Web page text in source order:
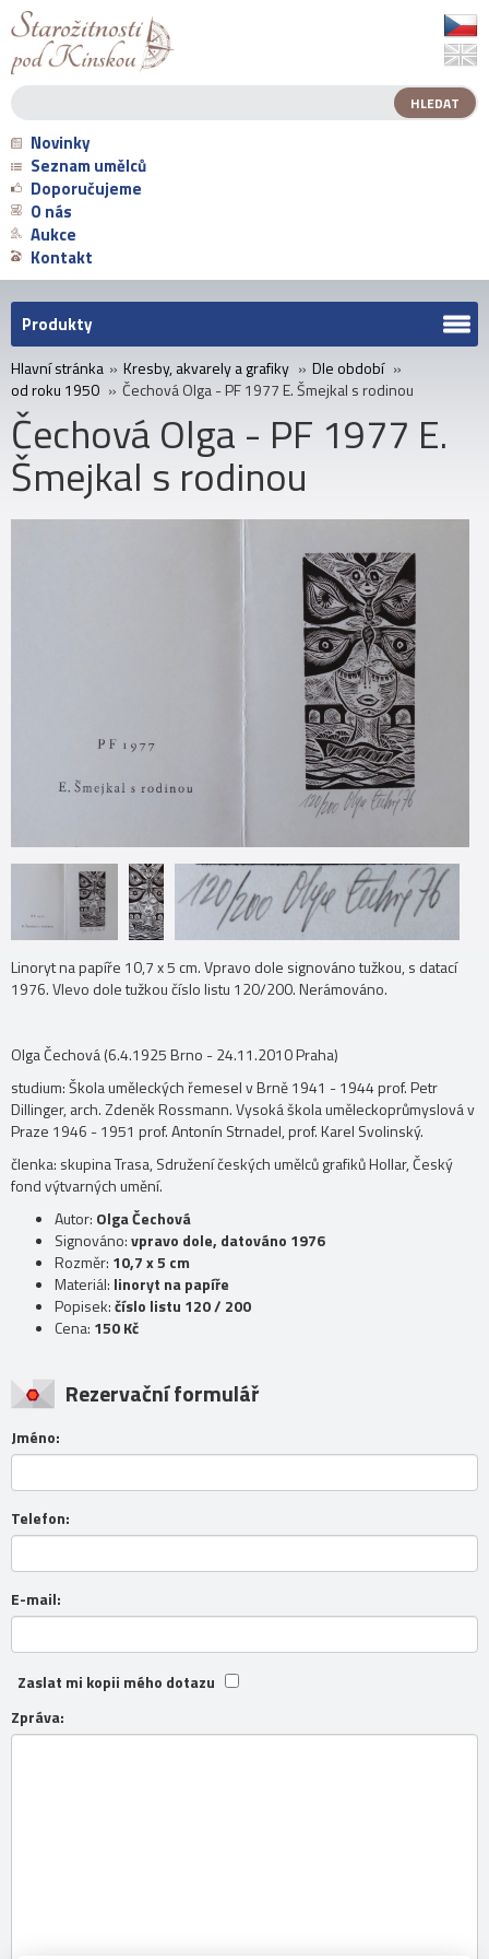
Novinky
Seznam umělců
Doporučujeme
O nás
Aukce
Kontakt
Produkty
Hlavní stránka » Kresby, akvarely a grafiky » Dle období »
od roku 1950 » Čechová Olga - PF 1977 E. Šmejkal s rodinou
Čechová Olga - PF 1977 E.
Šmejkal s rodinou
Linoryt na papíře 10,7 x 5 cm. Vpravo dole signováno tužkou, s datací
1976. Vlevo dole tužkou číslo listu 120/200. Nerámováno.
Olga Čechová (6.4.1925 Brno - 24.11.2010 Praha)
studium: Škola uměleckých řemesel v Brně 1941 - 1944 prof. Petr
Dillinger, arch. Zdeněk Rossmann. Vysoká škola uměleckoprůmyslová v
Praze 1946 - 1951 prof. Antonín Strnadel, prof. Karel Svolinský.
členka: skupina Trasa, Sdružení českých umělců grafiků Hollar, Český
fond výtvarných umění.
Autor: Olga Čechová
Signováno:vpravo dole, datováno 1976
Rozměr: 10,7 x 5 cm
Materiál: linoryt na papíře
Popisek:číslo listu 120 / 200
Cena: 150 Kč
Rezervační formulář
Jméno:
Telefon:
E-mail:
Zaslat mi kopii mého dotazu
Zpráva: